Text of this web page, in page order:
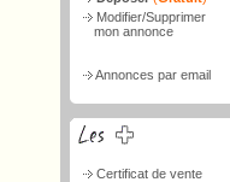
Modifier/Supprimer
mon annonce
Annonces par email
Certificat de vente